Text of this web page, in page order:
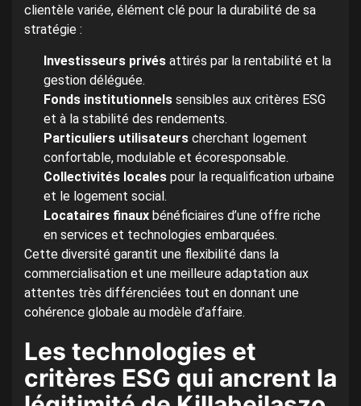
clientèle variée, élément clé pour la durabilité de sa
stratégie :
Investisseurs privés attirés par la rentabilité et la
gestion déléguée.
Fonds institutionnels sensibles aux critères ESG
et à la stabilité des rendements.
Particuliers utilisateurs cherchant logement
confortable, modulable et écoresponsable.
Collectivités locales pour la requalification urbaine
et le logement social.
Locataires finaux bénéficiaires d’une offre riche
en services et technologies embarquées.
Cette diversité garantit une flexibilité dans la
commercialisation et une meilleure adaptation aux
attentes très différenciées tout en donnant une
cohérence globale au modèle d’affaire.
Les technologies et
critères ESG qui ancrent la